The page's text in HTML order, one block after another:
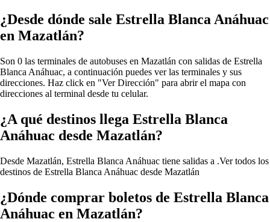
¿Desde dónde sale Estrella Blanca Anáhuac
en Mazatlán?
Son 0 las terminales de autobuses en Mazatlán con salidas de Estrella
Blanca Anáhuac, a continuación puedes ver las terminales y sus
direcciones. Haz click en "Ver Dirección" para abrir el mapa con
direcciones al terminal desde tu celular.
¿A qué destinos llega Estrella Blanca
Anáhuac desde Mazatlán?
Desde Mazatlán, Estrella Blanca Anáhuac tiene salidas a .Ver todos los
destinos de Estrella Blanca Anáhuac desde Mazatlán
¿Dónde comprar boletos de Estrella Blanca
Anáhuac en Mazatlán?